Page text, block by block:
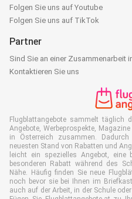
Folgen Sie uns auf Youtube
Folgen Sie uns auf TikTok
Partner
Sind Sie an einer Zusammenarbeit
Kontaktieren Sie uns
Flugblattangebote sammelt täglich
Angebote, Werbeprospekte,
in Österreich zusammen.
neuesten Stand von Rabatten und
leicht ein spezielles Angebot, eine
besonderen Rabatt während des
Nähe. Häufig finden Sie neue
noch bevor sie bei Ihnen im
auch auf der Arbeit, in der Schule